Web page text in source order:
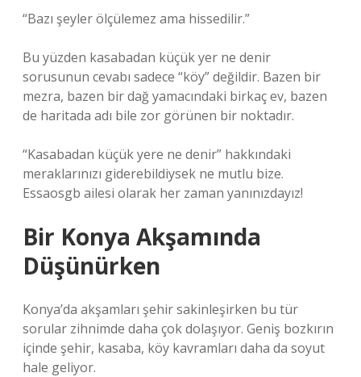
“Bazı şeyler ölçülemez ama hissedilir.”
Bu yüzden kasabadan küçük yer ne denir
sorusunun cevabı sadece “köy” değildir. Bazen bir
mezra, bazen bir dağ yamacındaki birkaç ev, bazen
de haritada adı bile zor görünen bir noktadır.
“Kasabadan küçük yere ne denir” hakkındaki
meraklarınızı giderebildiysek ne mutlu bize.
Essaosgb ailesi olarak her zaman yanınızdayız!
Bir Konya Akşamında
Düşünürken
Konya’da akşamları şehir sakinleşirken bu tür
sorular zihnimde daha çok dolaşıyor. Geniş bozkırın
içinde şehir, kasaba, köy kavramları daha da soyut
hale geliyor.